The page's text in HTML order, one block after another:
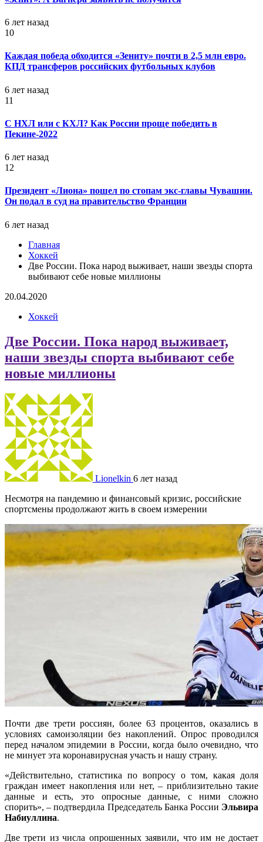
6 лет назад
10
Каждая победа обходится «Зениту» почти в 2,5 млн евро.
КПД трансферов российских футбольных клубов
6 лет назад
11
С НХЛ или с КХЛ? Как России проще победить в
Пекине-2022
6 лет назад
12
Президент «Лиона» пошел по стопам экс-главы Чувашии.
Он подал в суд на правительство Франции
6 лет назад
Главная
Хоккей
Две России. Пока народ выживает, наши звезды спорта
выбивают себе новые миллионы
20.04.2020
Хоккей
Две России. Пока народ выживает,
наши звезды спорта выбивают себе
новые миллионы
Lionelkin 6 лет назад
Несмотря на пандемию и финансовый кризис, российские
спортсмены продолжают жить в своем измерении
Почти две трети россиян, более 63 процентов, оказались в
условиях самоизоляции без накоплений. Опрос проводился
перед началом эпидемии в России, когда было очевидно, что
не минует эта коронавирусная участь и нашу страну.
«Действительно, статистика по вопросу о том, какая доля
граждан имеет накопления или нет, – приблизительно такие
данные и есть, это опросные данные, с ними сложно
спорить», – подтвердила Председатель Банка России Эльвира
Набиуллина.
Две трети из числа опрошенных заявили, что им не достает